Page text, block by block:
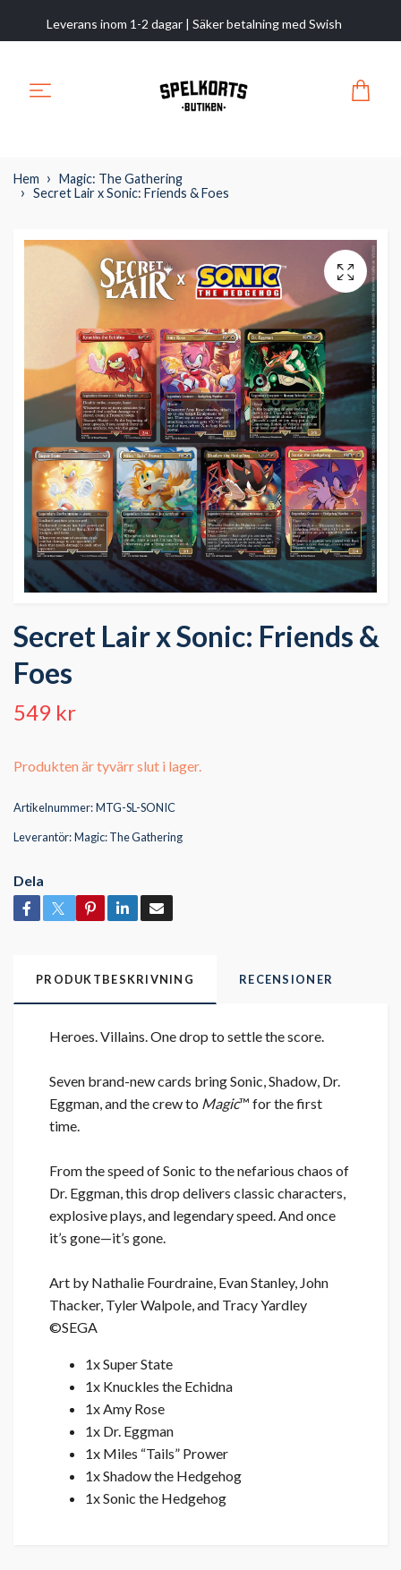
Leverans inom 1-2 dagar | Säker betalning med Swish
Hem
Magic: The Gathering
Secret Lair x Sonic: Friends & Foes
Secret Lair x Sonic: Friends &
Foes
549 kr
Produkten är tyvärr slut i lager.
Artikelnummer:MTG-SL-SONIC
Leverantör:Magic: The Gathering
Dela
PRODUKTBESKRIVNING RECENSIONER
Heroes. Villains. One drop to settle the score.
Seven brand-new cards bring Sonic, Shadow, Dr.
Eggman, and the crew to Magic™ for the first
time.
From the speed of Sonic to the nefarious chaos of
Dr. Eggman, this drop delivers classic characters,
explosive plays, and legendary speed. And once
it’s gone—it’s gone.
Art by Nathalie Fourdraine, Evan Stanley, John
Thacker, Tyler Walpole, and Tracy Yardley
©SEGA
1x Super State
1x Knuckles the Echidna
1x Amy Rose
1x Dr. Eggman
1x Miles “Tails” Prower
1x Shadow the Hedgehog
1x Sonic the Hedgehog